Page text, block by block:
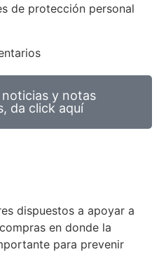
de protección personal
y notas
da click aquí
dispuestos a apoyar a
en donde la
para prevenir